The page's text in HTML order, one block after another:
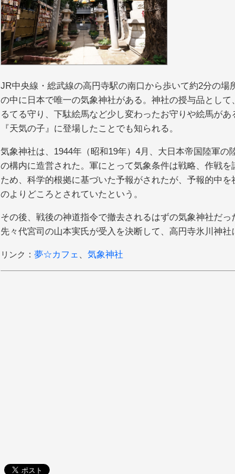
JR中央線・総武線の高円寺駅の南口から歩いて約2分の場
の中に日本で唯一の気象神社がある。神社の授与品とし
るてる守り、下駄絵馬など少し変わったお守りや絵馬が
『天気の子』に登場したことでも知られる。
気象神社は、1944年（昭和19年）4月、大日本帝国陸軍の
の構内に造営された。軍にとって気象条件は戦略、作戦
ため、科学的根拠に基づいた予報がされたが、予報的中
のよりどころとされていたという。
その後、戦後の神道指令で撤去されるはずの気象神社だっ
先々代宮司の山本実氏が受入を決断して、高円寺氷川神社
リンク ： 夢☆カフェ 気象神社